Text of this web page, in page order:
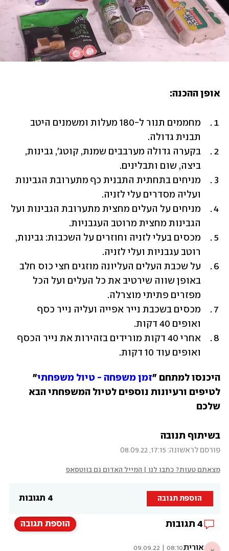
אופן ההכנה:
תבנית גדולה.
ביצה, שום ותבלינים.
מניחים בתחתית התבנית כף מתערובת הגבינות
ועליה מסדרים עלי לזניה.
הגבינות מחצית מרוטב העגבניות.
רוטב עגבניות ועלי לזניה.
מפזרים פתיתי מוצרלה.
מכסים בשכבת נייר אפייה ועליה נייר כסף
ואופים 40 דקות.
אחרי 40 דקות מורידים בזהירות את נייר הכסף
ואופים עוד 10 דקות.
היכנסו למתחם "זמן משפחה - טיול משפחתי
שלכם
בשיתוף תנובה
פורסם לראשונה: 17:15, 08.09.22
מצאתם טעות? כתבו לנו | המייל האדום גם בווטסאפ
4 תגובות הוספת תגובה
הוספת תגובה 4 תגובות
אורית08:10 | 09.09.22